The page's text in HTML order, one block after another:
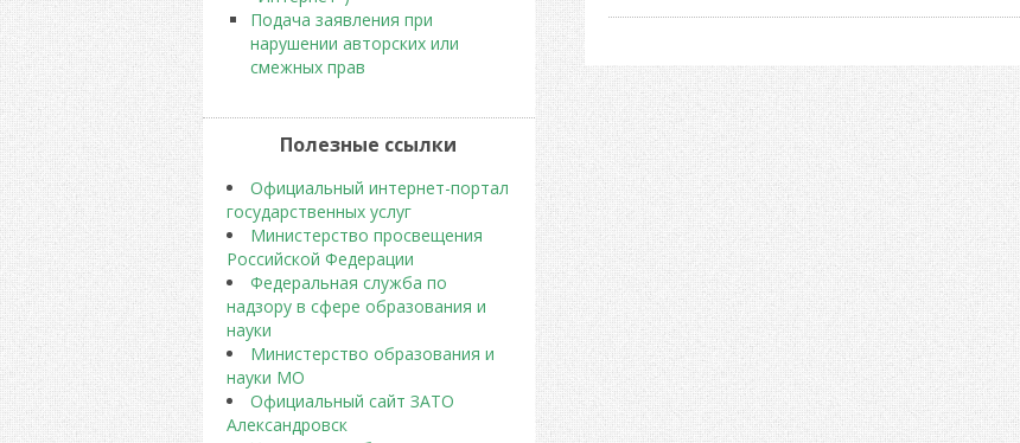
Подача заявления при
нарушении авторских или
смежных прав
Полезные ссылки
Официальный интернет-портал
государственных услуг
Министерство просвещения
Российской Федерации
Федеральная служба по
надзору в сфере образования и
науки
Министерство образования и
науки МО
Официальный сайт ЗАТО
Александровск